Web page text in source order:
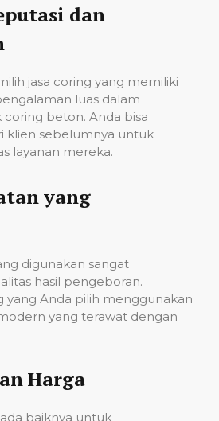
dan
jasa coring yang memiliki
luas dalam
beton. Anda bisa
klien sebelumnya untuk
layanan mereka.
yang
digunakan sangat
hasil pengeboran.
yang Anda pilih menggunakan
yang terawat dengan
Harga
baiknya untuk